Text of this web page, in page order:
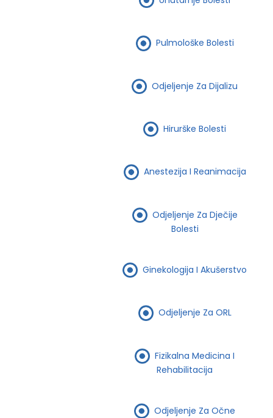
Pulmološke Bolesti
Odjeljenje Za Dijalizu
Hirurške Bolesti
Anestezija I Reanimacija
Odjeljenje Za Dječije
Bolesti
Ginekologija I Akušerstvo
Odjeljenje Za ORL
Fizikalna Medicina I
Rehabilitacija
Odjeljenje Za Očne